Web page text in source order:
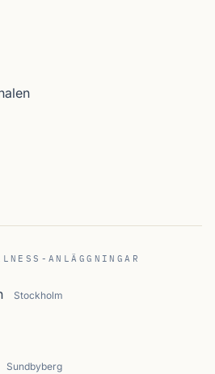
ANLÄGGNINGAR
Stockholm
Sundbyberg